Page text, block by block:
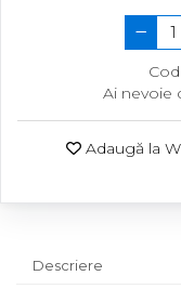
Ai nevoie
Adaugă la
Descriere